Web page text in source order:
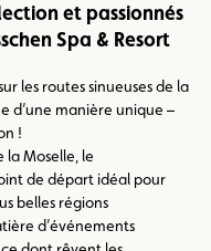
et passionnés
Spa & Resort
les routes sinueuses de la
d’une manière unique –
!
Moselle, le
de départ idéal pour
belles régions
d’événements